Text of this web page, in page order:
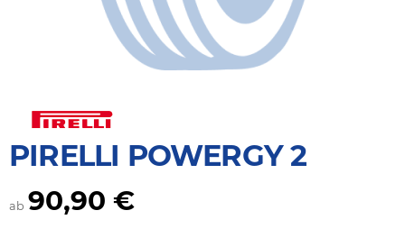
PIRELLI POWERGY 2
ab 90,90 €